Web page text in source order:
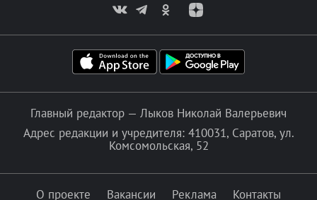
Главный редактор — Лыков Николай Валерьевич
Адрес редакции и учредителя: 410031, Саратов, ул.
Комсомольская, 52
О проекте Вакансии Реклама Контакты